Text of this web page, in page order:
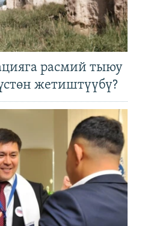
расмий тыюу
жетиштүүбү?